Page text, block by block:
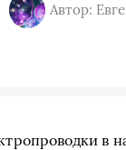
Автор:
в